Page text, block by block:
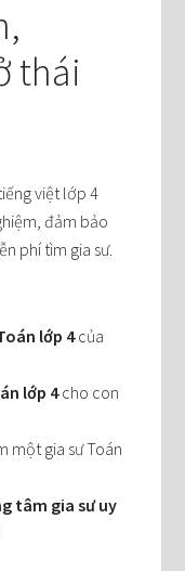
thái
việt lớp 4
đảm bảo
phí tìm gia sư.
lớp 4của
lớp 4cho con
một gia sư Toán
tâm gia sư uy